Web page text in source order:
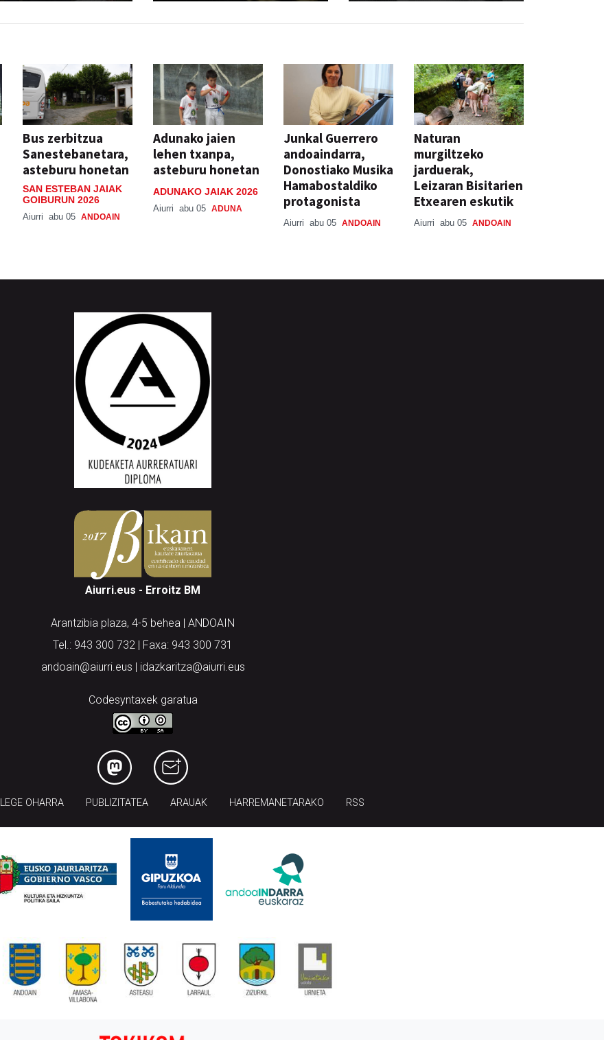
Bus zerbitzua
Sanestebanetara,
asteburu honetan
SAN ESTEBAN JAIAK
GOIBURUN 2026
Aiurri abu 05 ANDOAIN
Adunako jaien
lehen txanpa,
asteburu honetan
ADUNAKO JAIAK 2026
Aiurri abu 05 ADUNA
Junkal Guerrero
andoaindarra,
Donostiako Musika
Hamabostaldiko
protagonista
Aiurri abu 05 ANDOAIN
Naturan
murgiltzeko
jarduerak,
Leizaran Bisitarien
Etxearen eskutik
Aiurri abu 05 ANDOAIN
Aiurri.eus - Erroitz BM
Arantzibia plaza, 4-5 behea | ANDOAIN
Tel.: 943 300 732 | Faxa: 943 300 731
andoain@aiurri.eus | idazkaritza@aiurri.eus
Codesyntaxek garatua
LEGE OHARRA PUBLIZITATEA ARAUAK HARREMANETARAKO RSS